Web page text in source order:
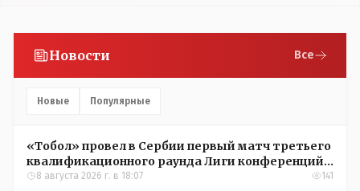
Новости Все
Новые Популярные
«Тобол» провел в Сербии первый матч третьего
квалификационного раунда Лиги конференций
УЕФА
8 августа 2026 г. в 18:07 141